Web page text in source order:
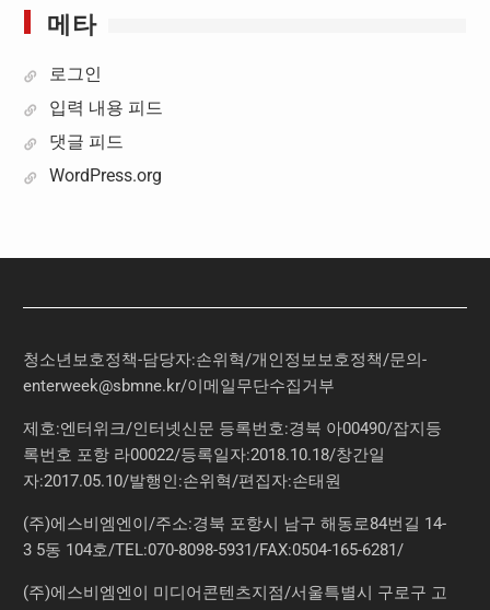
메타
로그인
입력 내용 피드
댓글 피드
WordPress.org
청소년보호정책-담당자:손위혁/개인정보보호정책/문의-
enterweek@sbmne.kr/이메일무단수집거부
제호:엔터위크/인터넷신문 등록번호:경북 아00490/잡지등
록번호 포항 라00022/등록일자:2018.10.18/창간일
자:2017.05.10/발행인:손위혁/편집자:손태원
(주)에스비엠엔이/주소:경북 포항시 남구 해동로84번길 14-
3 5동 104호/TEL:070-8098-5931/FAX:0504-165-6281/
(주)에스비엠엔이 미디어콘텐츠지점/서울특별시 구로구 고